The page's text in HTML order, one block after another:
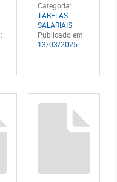
Categoria:
TABELAS
SALARIAIS
Publicado em:
13/03/2025